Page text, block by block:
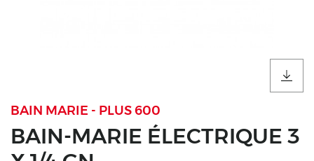
BAIN MARIE - PLUS 600
BAIN-MARIE ÉLECTRIQUE 3